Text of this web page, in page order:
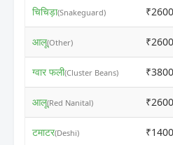
चिचिड़ा(Snakeguard) ₹2600
आलू(Other) ₹2600
ग्वार फली(Cluster Beans) ₹3800
आलू(Red Nanital) ₹2600
टमाटर(Deshi) ₹1400